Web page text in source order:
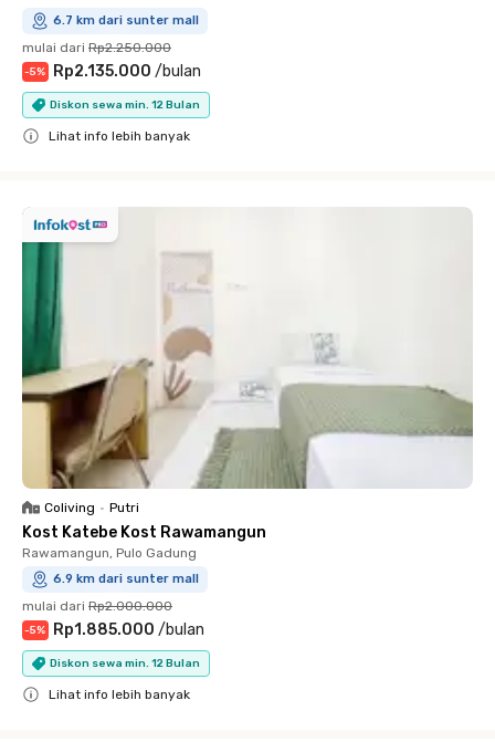
6.7 km dari sunter mall
mulai dari Rp2.250.000
-5% Rp2.135.000 /bulan
Diskon sewa min. 12 Bulan
Lihat info lebih banyak
Coliving • Putri
Kost Katebe Kost Rawamangun
Rawamangun, Pulo Gadung
6.9 km dari sunter mall
mulai dari Rp2.000.000
-5% Rp1.885.000 /bulan
Diskon sewa min. 12 Bulan
Lihat info lebih banyak